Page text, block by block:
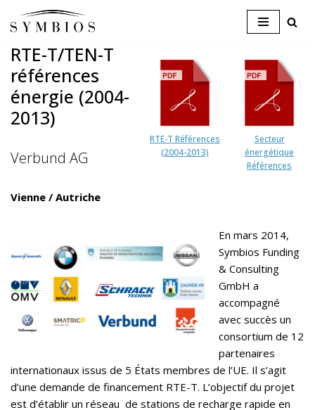
to
content
Secteur
énergétique
Références
RTE-T Références
(2004-2013)
RTE-T/TEN-T
références
énergie (2004-
2013)
Verbund AG
Vienne / Autriche
En mars 2014,
Symbios Funding
& Consulting
GmbH a
accompagné
avec succès un
consortium de 12
partenaires
internationaux issus de 5 États membres de l’UE. Il s’agit
d’une demande de financement RTE-T. L’objectif du projet
est d’établir un réseau de stations de recharge rapide en